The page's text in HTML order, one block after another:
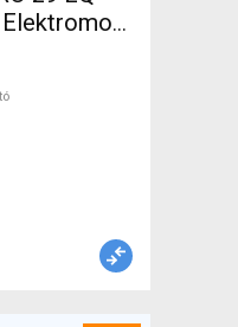
Elektromos
h _Más